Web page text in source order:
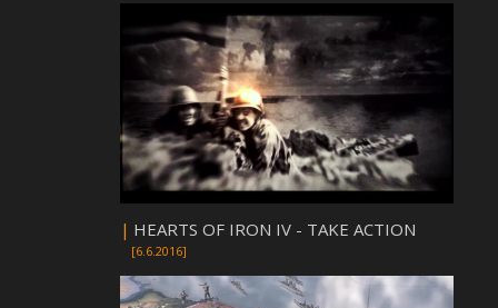
| HEARTS OF IRON IV - TAKE ACTION
[6.6.2016]